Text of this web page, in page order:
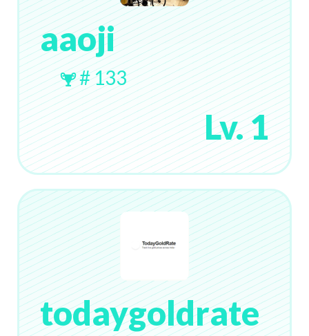
aaoji
# 133
Lv. 1
todaygoldrate